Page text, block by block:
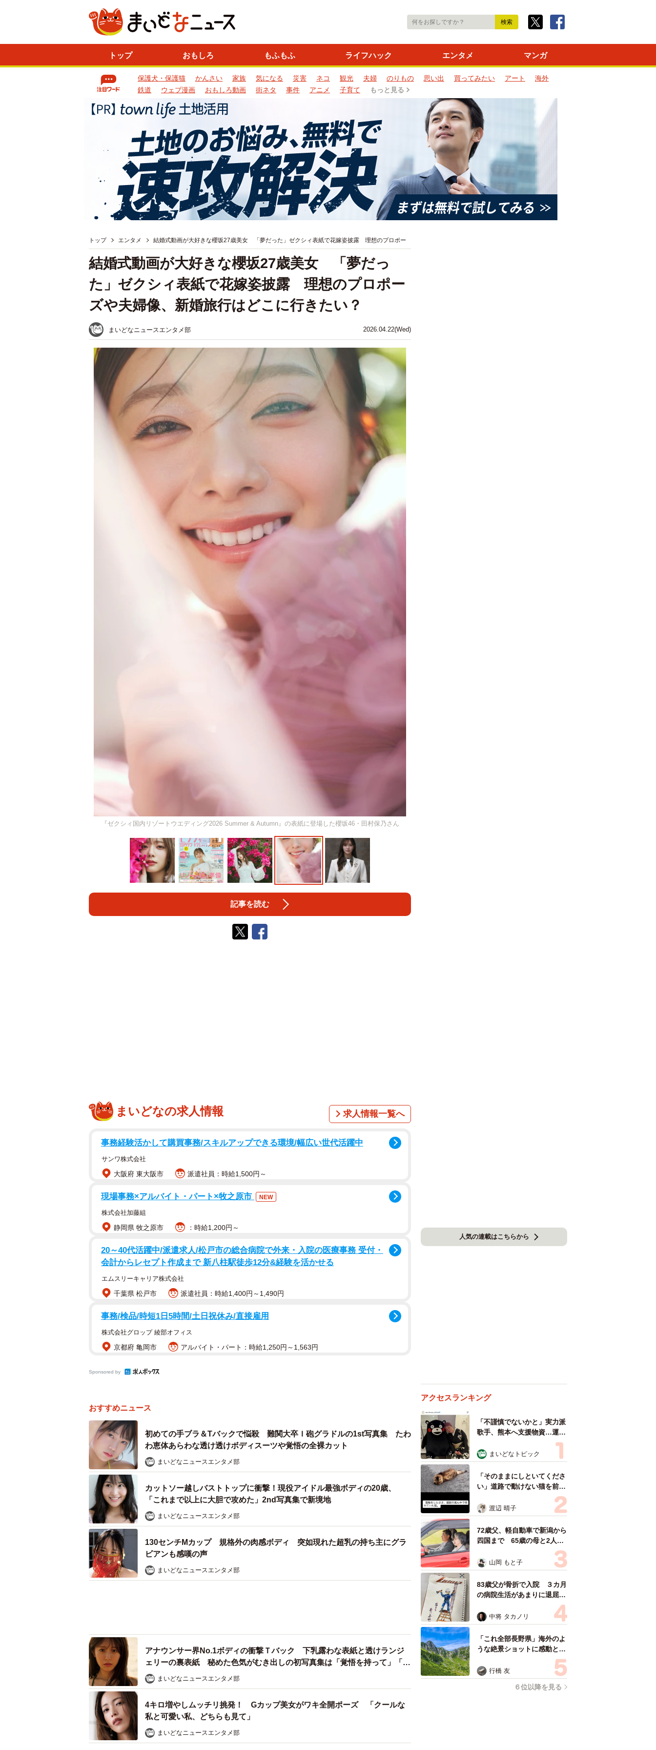
トップ おもしろ もふもふ ライフハック エンタメ マンガ
保護犬・保護猫 かんさい 家族 気になる 災害 ネコ 観光 夫婦 のりもの 思い出 買ってみたい アート
海外
鉄道
ウェブ漫画 おもしろ動画 街ネタ 事件 アニメ 子育て もっと見る
トップ エンタメ 結婚式動画が大好きな櫻坂27歳美女 「夢だった」ゼクシィ表紙で花嫁姿披露 理想のプロポー
2026.04.22(Wed)
結婚式動画が大好きな櫻坂27歳美女 「夢だっ
た」ゼクシィ表紙で花嫁姿披露 理想のプロポー
ズや夫婦像、新婚旅行はどこに行きたい？
まいどなニュースエンタメ部
『ゼクシィ国内リゾートウエディング2026 Summer & Autumn』の表紙に登場した櫻坂46・田村保乃さん
記事を読む
まいどなの求人情報 求人情報一覧へ
事務経験活かして購買事務/スキルアップできる環境/幅広い世代活躍中
サンワ株式会社
大阪府 東大阪市 派遣社員：時給1,500円～
現場事務×アルバイト・パート×牧之原市 NEW
株式会社加藤組
静岡県 牧之原市 ：時給1,200円～
20～40代活躍中/派遣求人/松戸市の総合病院で外来・入院の医療事務 受付・
会計からレセプト作成まで 新八柱駅徒歩12分&経験を活かせる
エムスリーキャリア株式会社
千葉県 松戸市 派遣社員：時給1,400円～1,490円
事務/検品/時短1日5時間/土日祝休み/直接雇用
株式会社グロップ 綾部オフィス
京都府 亀岡市 アルバイト・パート：時給1,250円～1,563円
Sponsored by
おすすめニュース
初めての手ブラ＆Tバックで悩殺 難関大卒Ｉ砲グラドルの1st写真集 たわ
わ恵体あらわな透け透けボディスーツや覚悟の全裸カット
まいどなニュースエンタメ部
カットソー越しバストトップに衝撃！現役アイドル最強ボディの20歳、
「これまで以上に大胆で攻めた」2nd写真集で新境地
まいどなニュースエンタメ部
130センチMカップ 規格外の肉感ボディ 突如現れた超乳の持ち主にグラ
ビアンも感嘆の声
まいどなニュースエンタメ部
4キロ増やしムッチリ挑発！ Gカップ美女がワキ全開ポーズ 「クールな
私と可愛い私、どちらも見て」
まいどなニュースエンタメ部
人気の連載はこちらから
アクセスランキング
「不謹慎でないかと」実力派
歌手、熊本へ支援物資…運搬
トラックの車体デザインにた
めらい 「痛いほど伝わる」
「行動され立派」
まいどなトピック
「そのままにしといてくださ
い」道路で動けない猫を前に
返された一言… 懸命に生き
ようとした4日間 「命の重
さはみんな同じ」保護団体代
表の訴え
渡辺 晴子
72歳父、軽自動車で新潟から
四国まで 65歳の母と2人で
3泊4日の旅 パーキングの休
憩まで分刻み… 「大学生で
も組まねえよ！」
山岡 もと子
83歳父が骨折で入院 ３カ月
の病院生活があまりに退屈で
い！」→スケッチブックを見
た家族が仰天「これ、売れま
すよ…」
中将 タカノリ
「これ全部長野県」海外のよ
うな絶景ショットに感動と反
響「離れてからいいところだ
ったんだって気づいた」
行橋 友
６位以降を見る